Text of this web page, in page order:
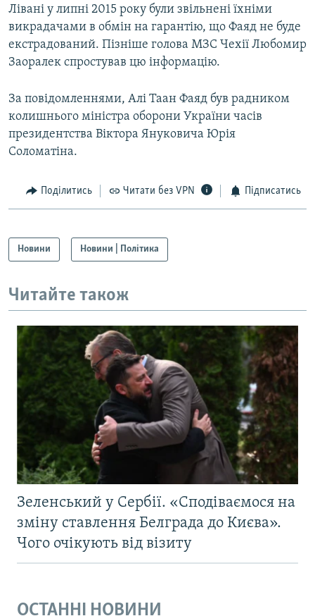
Лівані у липні 2015 року були звільнені їхніми
викрадачами в обмін на гарантію, що Фаяд не буде
екстрадований. Пізніше голова МЗС Чехії Любомир
Заоралек спростував цю інформацію.
За повідомленнями, Алі Таан Фаяд був радником
колишнього міністра оборони України часів
президентства Віктора Януковича Юрія
Соломатіна.
Поділитись Читати без VPN Підписатись
Новини Новини | Політика
Читайте також
Зеленський у Сербії. «Сподіваємося на
зміну ставлення Белграда до Києва».
Чого очікують від візиту
ОСТАННІ НОВИНИ